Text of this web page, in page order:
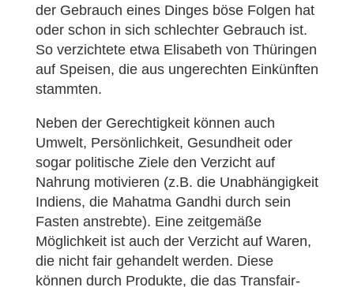
der Gebrauch eines Dinges böse Folgen hat
oder schon in sich schlechter Gebrauch ist.
So verzichtete etwa Elisabeth von Thüringen
auf Speisen, die aus ungerechten Einkünften
stammten.
Neben der Gerechtigkeit können auch
Umwelt, Persönlichkeit, Gesundheit oder
sogar politische Ziele den Verzicht auf
Nahrung motivieren (z.B. die Unabhängigkeit
Indiens, die Mahatma Gandhi durch sein
Fasten anstrebte). Eine zeitgemäße
Möglichkeit ist auch der Verzicht auf Waren,
die nicht fair gehandelt werden. Diese
können durch Produkte, die das Transfair-